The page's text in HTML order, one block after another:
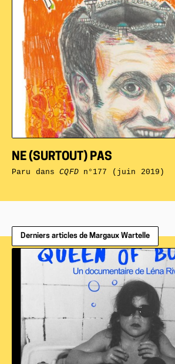
NE (SURTOUT) PAS
Paru dansCQFDn°177 (juin 2019)
Derniers articles de Margaux Wartelle